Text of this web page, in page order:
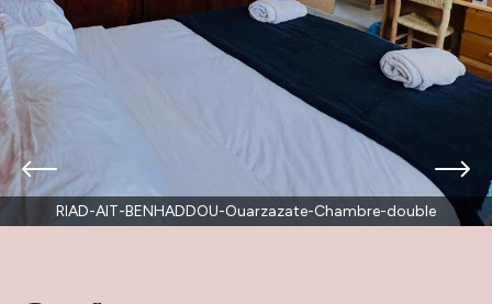
RIAD-AIT-BENHADDOU-Ouarzazate-Chambre-double